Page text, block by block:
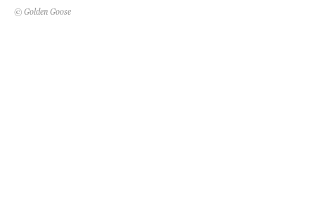
© Golden Goose